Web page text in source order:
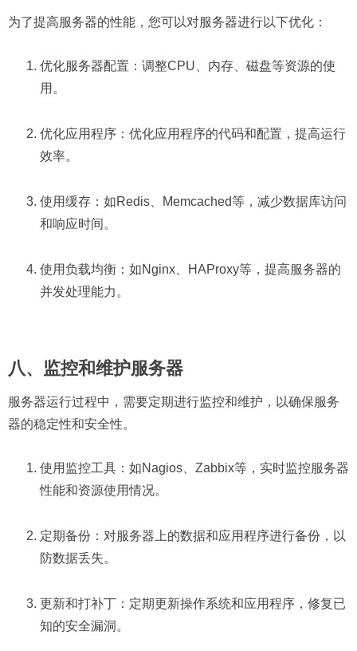
为了提高服务器的性能，您可以对服务器进行以下优化：
优化服务器配置：调整CPU、内存、磁盘等资源的使
用。
优化应用程序：优化应用程序的代码和配置，提高运行
效率。
使用缓存：如Redis、Memcached等，减少数据库访问
和响应时间。
使用负载均衡：如Nginx、HAProxy等，提高服务器的
并发处理能力。
八、监控和维护服务器
服务器运行过程中，需要定期进行监控和维护，以确保服务
器的稳定性和安全性。
使用监控工具：如Nagios、Zabbix等，实时监控服务器
性能和资源使用情况。
定期备份：对服务器上的数据和应用程序进行备份，以
防数据丢失。
更新和打补丁：定期更新操作系统和应用程序，修复已
知的安全漏洞。